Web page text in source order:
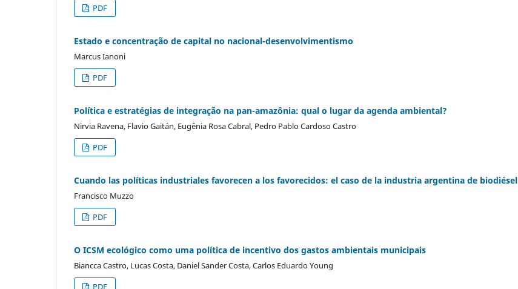
PDF
Estado e concentração de capital no nacional-desenvolvimentismo
Marcus Ianoni
PDF
Política e estratégias de integração na pan-amazônia: qual o lugar da agenda ambiental?
Nirvia Ravena, Flavio Gaitán, Eugênia Rosa Cabral, Pedro Pablo Cardoso Castro
PDF
Cuando las políticas industriales favorecen a los favorecidos: el caso de la industria argentina de biodiésel
Francisco Muzzo
PDF
O ICSM ecológico como uma política de incentivo dos gastos ambientais municipais
Biancca Castro, Lucas Costa, Daniel Sander Costa, Carlos Eduardo Young
PDF